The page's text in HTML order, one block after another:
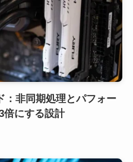
：非同期処理とパフォー
倍にする設計